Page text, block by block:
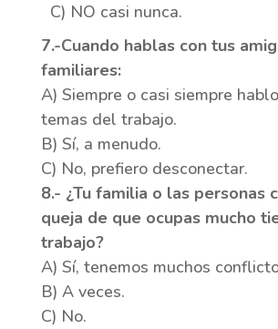
C) NO casi nunca.
7.-Cuando hablas con tus
familiares:
A) Siempre o casi siempre
temas del trabajo.
B) Sí, a menudo.
C) No, prefiero desconectar.
8.- ¿Tu familia o las personas
queja de que ocupas mucho
trabajo?
A) Sí, tenemos muchos
B) A veces.
C) No.